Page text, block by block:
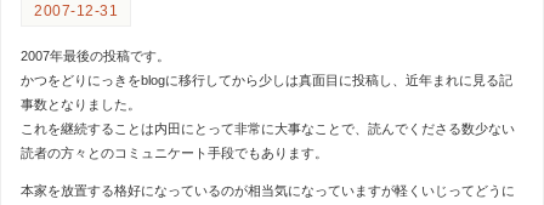
2007-12-31
2007年最後の投稿です。
かつをどりにっきをblogに移行してから少しは真面目に投稿し、近年まれに見る記
事数となりました。
これを継続することは内田にとって非常に大事なことで、読んでくださる数少ない
読者の方々とのコミュニケート手段でもあります。
本家を放置する格好になっているのが相当気になっていますが軽くいじってどうに